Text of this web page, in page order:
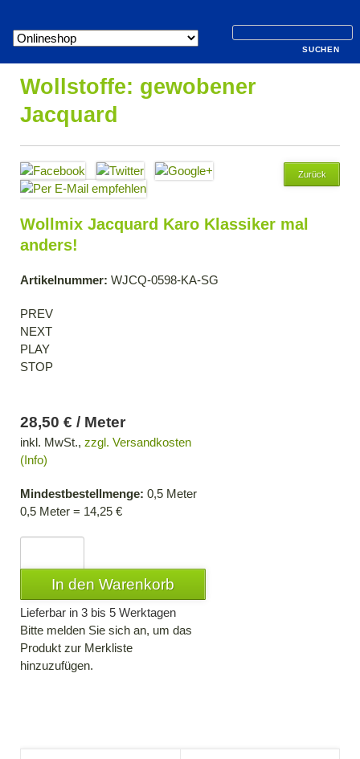
Navigation
überspringen
Wollstoffe: gewobener
Jacquard
Zurück
Wollmix Jacquard Karo Klassiker mal
anders!
Artikelnummer: WJCQ-0598-KA-SG
PREV
NEXT
PLAY
STOP
28,50 € / Meter
inkl. MwSt., zzgl. Versandkosten
(Info)
Mindestbestellmenge: 0,5 Meter
0,5 Meter = 14,25 €
Lieferbar in 3 bis 5 Werktagen
Bitte melden Sie sich an, um das
Produkt zur Merkliste
hinzuzufügen.